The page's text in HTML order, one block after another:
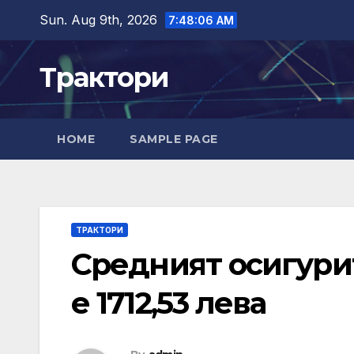
content
Sun. Aug 9th, 2026 7:48:07 AM
Трактори
HOME SAMPLE PAGE
ТРАКТОРИ
Средният
е 1712,53 лева